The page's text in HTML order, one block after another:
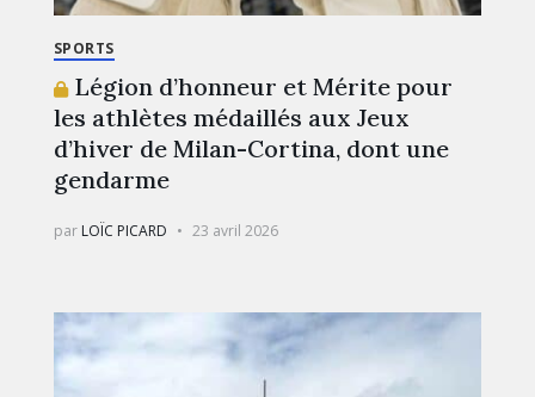
SPORTS
Légion d’honneur et Mérite pour
les athlètes médaillés aux Jeux
d’hiver de Milan-Cortina, dont une
gendarme
par LOÏC PICARD 23 avril 2026